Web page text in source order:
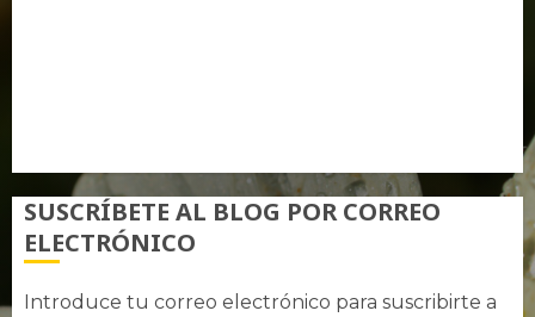
SUSCRÍBETE AL BLOG POR CORREO
ELECTRÓNICO
Introduce tu correo electrónico para suscribirte a